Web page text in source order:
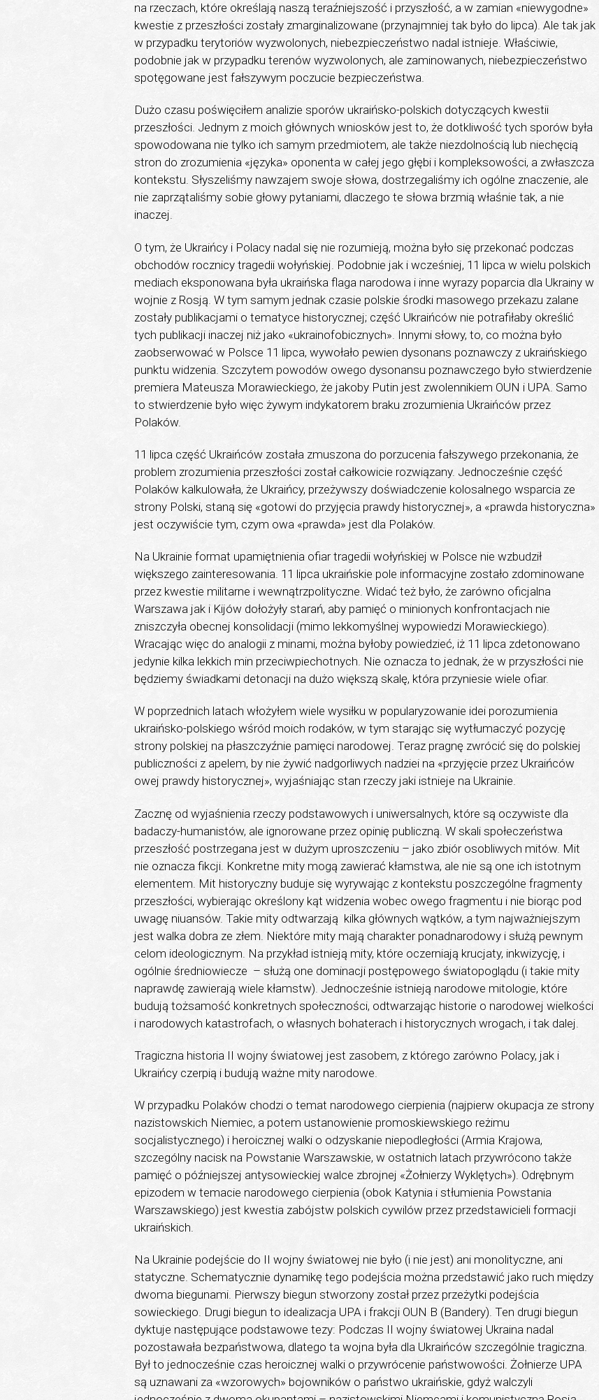
na rzeczach, które określają naszą teraźniejszość i przyszłość, a w zamian «niewygodne»
kwestie z przeszłości zostały zmarginalizowane (przynajmniej tak było do lipca). Ale tak jak
w przypadku terytoriów wyzwolonych, niebezpieczeństwo nadal istnieje. Właściwie,
podobnie jak w przypadku terenów wyzwolonych, ale zaminowanych, niebezpieczeństwo
spotęgowane jest fałszywym poczucie bezpieczeństwa.
Dużo czasu poświęciłem analizie sporów ukraińsko-polskich dotyczących kwestii
przeszłości. Jednym z moich głównych wniosków jest to, że dotkliwość tych sporów była
spowodowana nie tylko ich samym przedmiotem, ale także niezdolnością lub niechęcią
stron do zrozumienia «języka» oponenta w całej jego głębi i kompleksowości, a zwłaszcza
kontekstu. Słyszeliśmy nawzajem swoje słowa, dostrzegaliśmy ich ogólne znaczenie, ale
nie zaprzątaliśmy sobie głowy pytaniami, dlaczego te słowa brzmią właśnie tak, a nie
inаczej.
O tym, że Ukraińcy i Polacy nadal się nie rozumieją, można było się przekonać podczas
obchodów rocznicy tragedii wołyńskiej. Podobnie jak i wcześniej, 11 lipca w wielu polskich
mediach eksponowana była ukraińska flaga narodowa i inne wyrazy poparcia dla Ukrainy w
wojnie z Rosją. W tym samym jednak czasie polskie środki masowego przekazu zalane
zostały publikacjami o tematyce historycznej; część Ukraińców nie potrafiłaby określić
tych publikacji inaczej niż jako «ukrainofobicznych». Innymi słowy, to, co można było
zaobserwować w Polsce 11 lipca, wywołało pewien dysonans poznawczy z ukraińskiego
punktu widzenia. Szczytem powodów owego dysonansu poznawczego było stwierdzenie
premiera Mateusza Morawieckiego, że jakoby Putin jest zwolennikiem OUN i UPA. Samo
to stwierdzenie było więc żywym indykatorem braku zrozumienia Ukraińców przez
Polaków.
11 lipca część Ukraińców została zmuszona do porzucenia fałszywego przekonania, że
problem zrozumienia przeszłości został całkowicie rozwiązany. Jednocześnie część
Polaków kalkulowała, że Ukraińcy, przeżywszy doświadczenie kolosalnego wsparcia ze
strony Polski, staną się «gotowi do przyjęcia prawdy historycznej», a «prawda historyczna»
jest oczywiście tym, czym owa «prawda» jest dla Polaków.
Na Ukrainie format upamiętnienia ofiar tragedii wołyńskiej w Polsce nie wzbudził
większego zainteresowania. 11 lipca ukraińskie pole informacyjne zostało zdominowane
przez kwestie militarne i wewnątrzpolityczne. Widać też było, że zarówno oficjalna
Warszawa jak i Kijów dołożyły starań, aby pamięć o minionych konfrontacjach nie
zniszczyła obecnej konsolidacji (mimo lekkomyślnej wypowiedzi Morawieckiego).
Wracając więc do analogii z minami, można byłoby powiedzieć, iż 11 lipca zdetonowano
jedynie kilka lekkich min przeciwpiechotnych. Nie oznacza to jednak, że w przyszłości nie
będziemy świadkami detonacji na dużo większą skalę, która przyniesie wiele ofiar.
W poprzednich latach włożyłem wiele wysiłku w popularyzowanie idei porozumienia
ukraińsko-polskiego wśród moich rodaków, w tym starając się wytłumaczyć pozycję
strony polskiej na płaszczyźnie pamięci narodowej. Teraz pragnę zwrócić się do polskiej
publiczności z apelem, by nie żywić nadgorliwych nadziei na «przyjęcie przez Ukraińców
owej prawdy historycznej», wyjaśniając stan rzeczy jaki istnieje na Ukrainie.
Zacznę od wyjaśnienia rzeczy podstawowych i uniwersalnych, które są oczywiste dla
badaczy-humanistów, ale ignorowane przez opinię publiczną. W skali społeczeństwa
przeszłość postrzegana jest w dużym uproszczeniu – jako zbiór osobliwych mitów. Mit
nie oznacza fikcji. Konkretne mity mogą zawierać kłamstwa, ale nie są one ich istotnym
elementem. Mit historyczny buduje się wyrywając z kontekstu poszczególne fragmenty
przeszłości, wybierając określony kąt widzenia wobec owego fragmentu i nie biorąc pod
uwagę niuansów. Takie mity odtwarzają kilka głównych wątków, a tym najważniejszym
jest walka dobra ze złem. Niektóre mity mają charakter ponadnarodowy i służą pewnym
celom ideologicznym. Na przykład istnieją mity, które oczerniają krucjaty, inkwizycję, i
ogólnie średniowiecze – służą one dominacji postępowego światopoglądu (i takie mity
naprawdę zawierają wiele kłamstw). Jednocześnie istnieją narodowe mitologie, które
budują tożsamość konkretnych społeczności, odtwarzając historie o narodowej wielkości
i narodowych katastrofach, o własnych bohaterach i historycznych wrogach, i tak dalej.
Tragiczna historia II wojny światowej jest zasobem, z którego zarówno Polacy, jak i
Ukraińcy czerpią i budują ważne mity narodowe.
W przypadku Polaków chodzi o temat narodowego cierpienia (najpierw okupacja ze strony
nazistowskich Niemiec, a potem ustanowienie promoskiewskiego reżimu
socjalistycznego) i heroicznej walki o odzyskanie niepodległości (Armia Krajowa,
szczególny nacisk na Powstanie Warszawskie, w ostatnich latach przywrócono także
pamięć o późniejszej antysowieckiej walce zbrojnej «Żołnierzy Wyklętych»). Odrębnym
epizodem w temacie narodowego cierpienia (obok Katynia i stłumienia Powstania
Warszawskiego) jest kwestia zabójstw polskich cywilów przez przedstawicieli formacji
ukraińskich.
Na Ukrainie podejście do II wojny światowej nie było (i nie jest) ani monolityczne, ani
statyczne. Schematycznie dynamikę tego podejścia można przedstawić jako ruch między
dwoma biegunami. Pierwszy biegun stworzony został przez przeżytki podejścia
sowieckiego. Drugi biegun to idealizacja UPA i frakcji OUN B (Bandery). Ten drugi biegun
dyktuje następujące podstawowe tezy: Podczas II wojny światowej Ukraina nadal
pozostawała bezpaństwowa, dlatego ta wojna była dla Ukraińców szczególnie tragiczna.
Był to jednocześnie czas heroicznej walki o przywrócenie państwowości. Żołnierze UPA
są uznawani za «wzorowych» bojowników o państwo ukraińskie, gdyż walczyli